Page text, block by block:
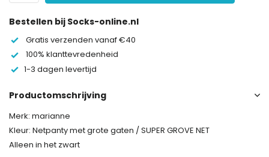
Bestellen bij Socks-online.nl
Gratis verzenden vanaf €40
100% klanttevredenheid
1-3 dagen levertijd
Productomschrijving
Merk: marianne
Kleur: Netpanty met grote gaten / SUPER GROVE NET
Alleen in het zwart